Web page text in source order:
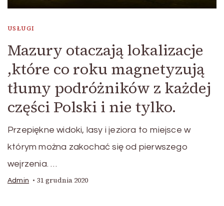
USŁUGI
Mazury otaczają lokalizacje
,które co roku magnetyzują
tłumy podróżników z każdej
części Polski i nie tylko.
Przepiękne widoki, lasy i jeziora to miejsce w
którym można zakochać się od pierwszego
wejrzenia. …
Admin 31 grudnia 2020